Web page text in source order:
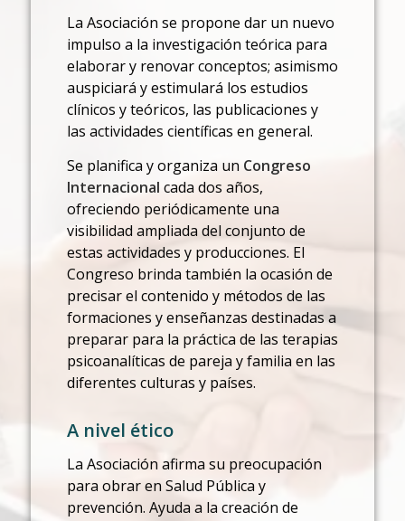
La Asociación se propone dar un nuevo
impulso a la investigación teórica para
elaborar y renovar conceptos; asimismo
auspiciará y estimulará los estudios
clínicos y teóricos, las publicaciones y
las actividades científicas en general.
Se planifica y organiza un Congreso
Internacional cada dos años,
ofreciendo periódicamente una
visibilidad ampliada del conjunto de
estas actividades y producciones. El
Congreso brinda también la ocasión de
precisar el contenido y métodos de las
formaciones y enseñanzas destinadas a
preparar para la práctica de las terapias
psicoanalíticas de pareja y familia en las
diferentes culturas y países.
A nivel ético
La Asociación afirma su preocupación
para obrar en Salud Pública y
prevención. Ayuda a la creación de